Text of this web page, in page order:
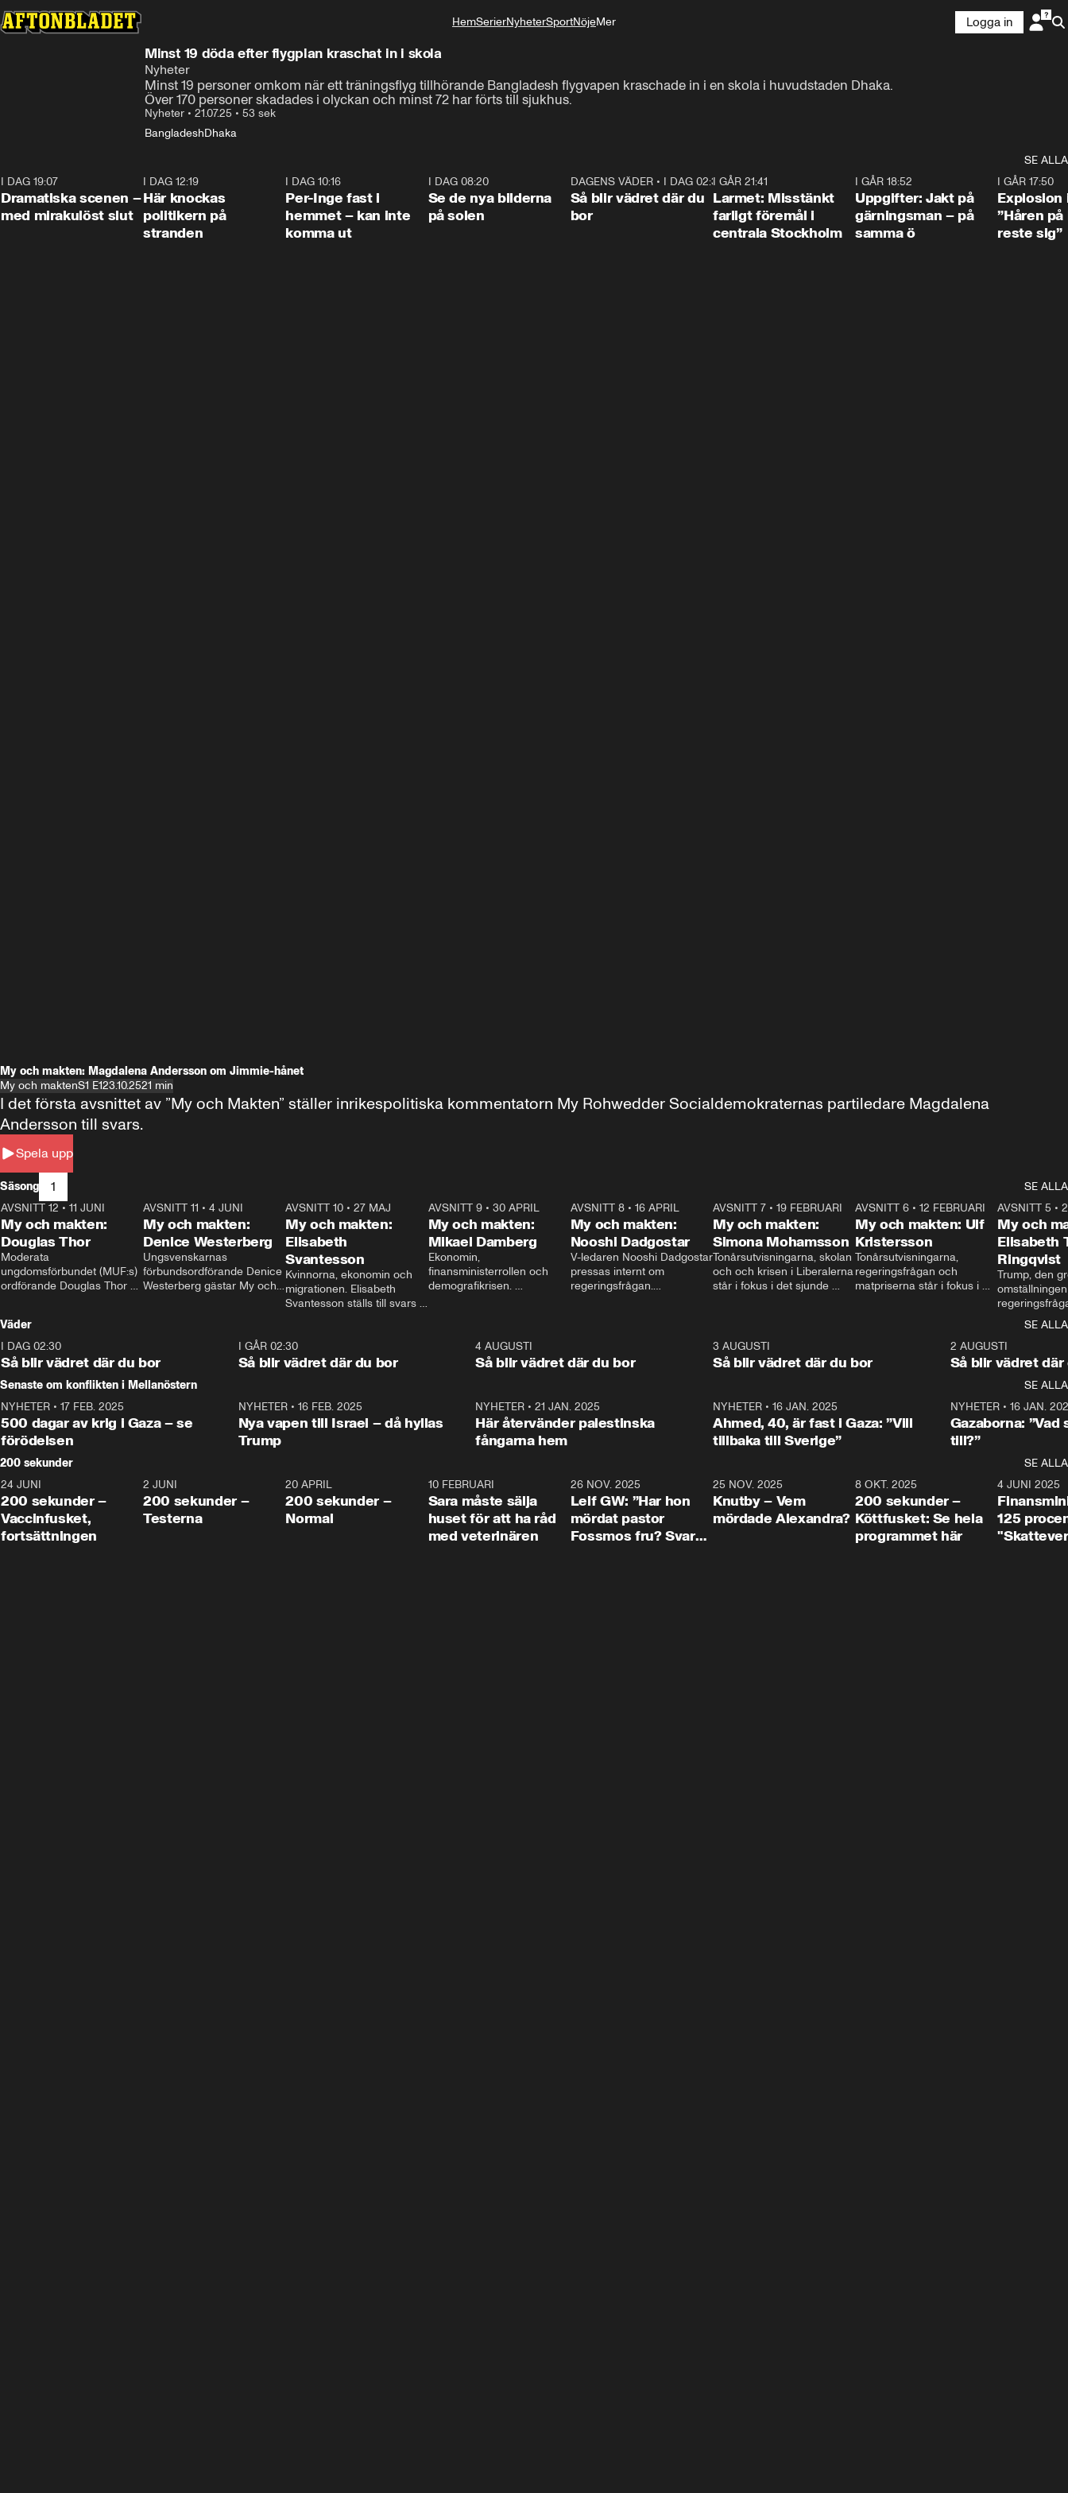
HemSerierNyheterSportNöjeMer
Logga in
Minst 19 döda efter flygplan kraschat in i skola
Nyheter
Minst 19 personer omkom när ett träningsflyg tillhörande Bangladesh flygvapen kraschade in i en skola i huvudstaden Dhaka.
Över 170 personer skadades i olyckan och minst 72 har förts till sjukhus.
Nyheter • 21.07.25 • 53 sek
BangladeshDhaka
SE ALLA
I DAG 19:07
Dramatiska scenen –
med mirakulöst slut
I DAG 12:19
Här knockas
politikern på
stranden
I DAG 10:16
Per-Inge fast i
hemmet – kan inte
komma ut
I DAG 08:20
Se de nya bilderna
på solen
1:06
DAGENS VÄDER• I DAG 02:30
Så blir vädret där du
bor
I GÅR 21:41
Larmet: Misstänkt
farligt föremål i
centrala Stockholm
I GÅR 18:52
Uppgifter: Jakt på
gärningsman – på
samma ö
I GÅR 17:50
Explosion
”Håren
reste sig”
My och makten: Magdalena Andersson om Jimmie-hånet
My och maktenS1 E123.10.2521 min
Spela upp
I det första avsnittet av ”My och Makten” ställer inrikespolitiska kommentatorn My Rohwedder Socialdemokraternas partiledare Magdalena
Andersson till svars.
Säsong 1
SE ALLA
26:27
AVSNITT 12 • 11 JUNI
My och makten:
Douglas Thor
Moderata
ungdomsförbundet (MUF:s)
ordförande Douglas Thor
tonårsutvisningarna och hur
Moderaterna ska locka
väljare till valet i höst.
23:40
AVSNITT 11 •4 JUNI
My och makten:
Denice Westerberg
Ungsvenskarnas
förbundsordförande Denice
Westerberg gästar My och
AVSNITT 10 •27 MAJ
My och makten:
Elisabeth
Svantesson
Kvinnorna, ekonomin och
migrationen. Elisabeth
Svantesson ställs till svars
AVSNITT 9• 30 APRIL
My och makten:
Mikael Damberg
Ekonomin,
finansministerrollen och
demografikrisen.
och Makten.
AVSNITT 8• 16 APRIL
My och makten:
Nooshi Dadgostar
V-ledaren Nooshi Dadgostar
pressas internt om
regeringsfrågan.
– Vi ställer upp i val. Ska vi
vara med så sitter vi förstås
24:30
AVSNITT 7• 19 FEBRUARI
My och makten:
Simona Mohamsson
Tonårsutvisningarna, skolan
och och krisen i Liberalerna
står i fokus i det sjunde
kommentator My
Rohwedder ställer
utbildnings- och
Mohamsson till svars.
27:30
AVSNITT 6 •12 FEBRUARI
My och makten: Ulf
Kristersson
Tonårsutvisningarna,
regeringsfrågan och
matpriserna står i fokus i
Rohwedder ställer
statsminister Ulf Kristersson
AVSNITT 5 •
My och
Elisabeth
Ringqvist
Trump, den
centrum i
avsnittet av
Makten”. Se
Aftonbladets
Rohwedder
Thand Ring
Väder
SE ALLA
I DAG 02:30
Så blir vädret där du bor
1:06
I GÅR 02:30
Så blir vädret där du bor
4 AUGUSTI
Så blir vädret där du bor
3 AUGUSTI
Så blir vädret där du bor
2 AUGUSTI
Så blir vädret där
Senaste om konflikten i Mellanöstern
SE ALLA
NYHETER • 17 FEB. 2025
500 dagar av krig i Gaza – se
förödelsen
NYHETER• 16 FEB. 2025
Nya vapen till Israel – då hyllas
Trump
NYHETER •21 JAN. 2025
Här återvänder palestinska
fångarna hem
NYHETER• 16 JAN. 2025
Ahmed, 40, är fast i Gaza: ”Vill
tillbaka till Sverige”
NYHETER• 16 JAN.
Gazaborna:
till?”
200 sekunder
SE ALLA
5:00
24 JUNI
200 sekunder –
Vaccinfusket,
fortsättningen
4:23
2 JUNI
200 sekunder –
Testerna
20 APRIL
200 sekunder –
Normal
10 FEBRUARI
Sara måste sälja
huset för att ha råd
med veterinären
26 NOV. 2025
Leif GW: ”Har hon
mördat pastor
Fossmos fru? Svar
31:05
25 NOV. 2025
Knutby – Vem
mördade Alexandra?
4:29
8 OKT. 2025
200 sekunder –
Köttfusket: Se hela
programmet här
4 JUNI 2025
125